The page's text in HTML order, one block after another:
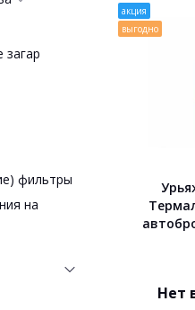
фильтры
на
акция
выгодно
Нет